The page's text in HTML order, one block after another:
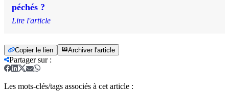
péchés ?
Lire l'article
Copier le lien Archiver l'article
Partager sur:
Les mots-clés/tags associés à cet article :